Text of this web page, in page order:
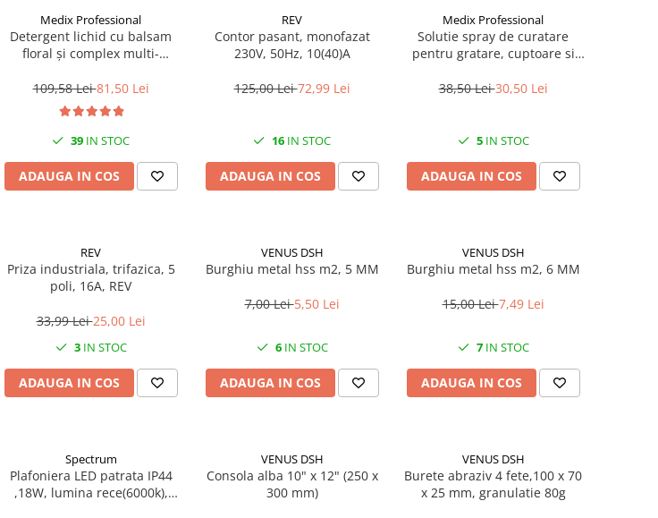
Medix Professional
Detergent lichid cu balsam
floral și complex multi-
Professional
109,58 Lei81,50 Lei
39 IN STOC
ADAUGA IN COS
REV
Contor pasant, monofazat
230V, 50Hz, 10(40)A
125,00 Lei72,99 Lei
16 IN STOC
ADAUGA IN COS
Medix Professional
Solutie spray de curatare
pentru gratare, cuptoare si
Professional
38,50 Lei30,50 Lei
5IN STOC
ADAUGA IN COS
REV
Priza industriala, trifazica, 5
poli, 16A, REV
33,99 Lei25,00 Lei
3IN STOC
ADAUGA IN COS
VENUS DSH
Burghiu metal hss m2, 5 MM
7,00 Lei5,50 Lei
6IN STOC
ADAUGA IN COS
VENUS DSH
Burghiu metal hss m2, 6 MM
15,00 Lei7,49 Lei
7IN STOC
ADAUGA IN COS
Spectrum
Plafoniera LED patrata IP44
,18W, lumina rece(6000k),
VENUS DSH
Consola alba 10" x 12" (250 x
300 mm)
VENUS DSH
Burete abraziv 4 fete,100 x 70
x 25 mm, granulatie 80g